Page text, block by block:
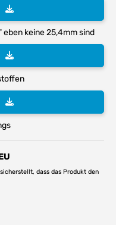
keine 25,4mm sind
dass das Produkt den